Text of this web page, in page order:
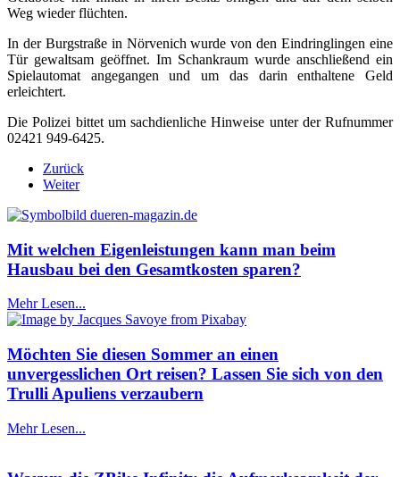
Weg wieder flüchten.
In der Burgstraße in Nörvenich wurde von den Eindringlingen eine
Tür gewaltsam geöffnet. Im Schankraum wurde anschließend ein
Spielautomat angegangen und um das darin enthaltene Geld
erleichtert.
Die Polizei bittet um sachdienliche Hinweise unter der Rufnummer
02421 949-6425.
Zurück
Weiter
Mit welchen Eigenleistungen kann man beim
Hausbau bei den Gesamtkosten sparen?
Mehr Lesen...
Möchten Sie diesen Sommer an einen
unvergesslichen Ort reisen? Lassen Sie sich von den
Trulli Apuliens verzaubern
Mehr Lesen...